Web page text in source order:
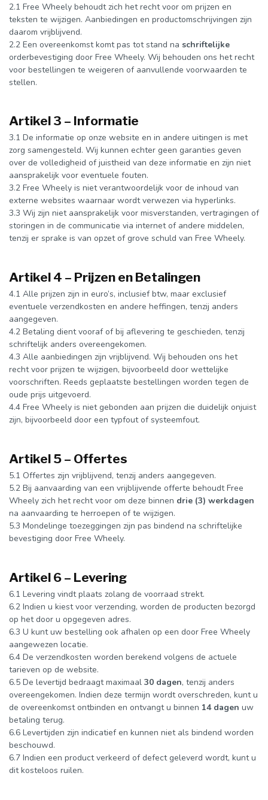
2.1 Free Wheely behoudt zich het recht voor om prijzen en
teksten te wijzigen. Aanbiedingen en productomschrijvingen zijn
daarom vrijblijvend.
2.2 Een overeenkomst komt pas tot stand na schriftelijke
orderbevestiging door Free Wheely. Wij behouden ons het recht
voor bestellingen te weigeren of aanvullende voorwaarden te
stellen.
Artikel 3 – Informatie
3.1 De informatie op onze website en in andere uitingen is met
zorg samengesteld. Wij kunnen echter geen garanties geven
over de volledigheid of juistheid van deze informatie en zijn niet
aansprakelijk voor eventuele fouten.
3.2 Free Wheely is niet verantwoordelijk voor de inhoud van
externe websites waarnaar wordt verwezen via hyperlinks.
3.3 Wij zijn niet aansprakelijk voor misverstanden, vertragingen of
storingen in de communicatie via internet of andere middelen,
tenzij er sprake is van opzet of grove schuld van Free Wheely.
Artikel 4 – Prijzen en Betalingen
4.1 Alle prijzen zijn in euro’s, inclusief btw, maar exclusief
eventuele verzendkosten en andere heffingen, tenzij anders
aangegeven.
4.2 Betaling dient vooraf of bij aflevering te geschieden, tenzij
schriftelijk anders overeengekomen.
4.3 Alle aanbiedingen zijn vrijblijvend. Wij behouden ons het
recht voor prijzen te wijzigen, bijvoorbeeld door wettelijke
voorschriften. Reeds geplaatste bestellingen worden tegen de
oude prijs uitgevoerd.
4.4 Free Wheely is niet gebonden aan prijzen die duidelijk onjuist
zijn, bijvoorbeeld door een typfout of systeemfout.
Artikel 5 – Offertes
5.1 Offertes zijn vrijblijvend, tenzij anders aangegeven.
5.2 Bij aanvaarding van een vrijblijvende offerte behoudt Free
Wheely zich het recht voor om deze binnen drie (3) werkdagen
na aanvaarding te herroepen of te wijzigen.
5.3 Mondelinge toezeggingen zijn pas bindend na schriftelijke
bevestiging door Free Wheely.
Artikel 6 – Levering
6.1 Levering vindt plaats zolang de voorraad strekt.
6.2 Indien u kiest voor verzending, worden de producten bezorgd
op het door u opgegeven adres.
6.3 U kunt uw bestelling ook afhalen op een door Free Wheely
aangewezen locatie.
6.4 De verzendkosten worden berekend volgens de actuele
tarieven op de website.
6.5 De levertijd bedraagt maximaal 30 dagen, tenzij anders
overeengekomen. Indien deze termijn wordt overschreden, kunt u
de overeenkomst ontbinden en ontvangt u binnen 14 dagen uw
betaling terug.
6.6 Levertijden zijn indicatief en kunnen niet als bindend worden
beschouwd.
6.7 Indien een product verkeerd of defect geleverd wordt, kunt u
dit kosteloos ruilen.